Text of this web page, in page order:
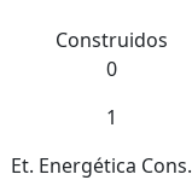
Construidos
0
1
Et. Energética Cons.